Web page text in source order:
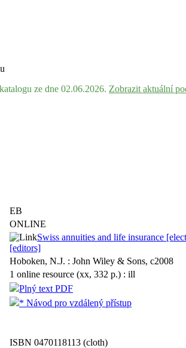
ze dne 02.06.2026. Zobrazit aktuální
EB
ONLINE
Swiss annuities and life insurance
[editors]
Hoboken, N.J. : John Wiley & Sons, c2008
1 online resource (xx, 332 p.) : ill
Plný text PDF
* Návod pro vzdálený přístup
ISBN 0470118113 (cloth)